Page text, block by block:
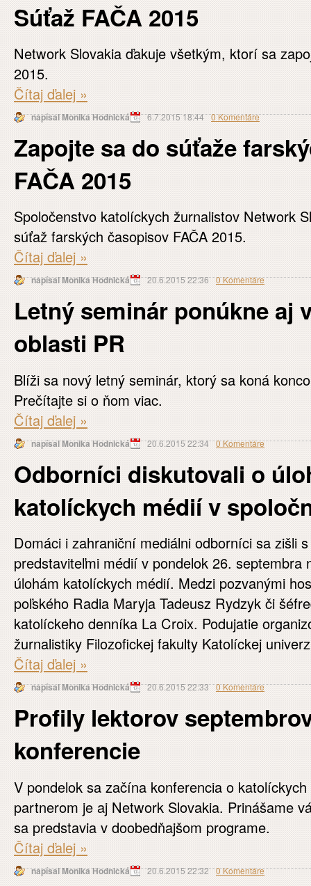
Súťaž FAČA 2015
Network Slovakia ďakuje všetkým, ktorí sa
2015.
Čítaj ďalej »
napísal Monika Hodnická 6.7.2015 18:44 0 Komentáre
Zapojte sa do súťaže
FAČA 2015
Spoločenstvo katolíckych žurnalistov Network
súťaž farských časopisov FAČA 2015.
Čítaj ďalej »
napísal Monika Hodnická 20.6.2015 22:36 0 Komentáre
Letný seminár ponúkne aj
oblasti PR
Blíži sa nový letný seminár, ktorý sa koná
Prečítajte si o ňom viac.
Čítaj ďalej »
napísal Monika Hodnická 20.6.2015 22:34 0 Komentáre
Odborníci diskutovali o
katolíckych médií v
Domáci i zahraniční mediálni odborníci sa zišli
predstaviteľmi médií v pondelok 26. septembra
úlohám katolíckych médií. Medzi pozvanými
poľského Radia Maryja Tadeusz Rydzyk či
katolíckeho denníka La Croix. Podujatie
žurnalistiky Filozofickej fakulty Katolíckej
Čítaj ďalej »
napísal Monika Hodnická 20.6.2015 22:33 0 Komentáre
Profily lektorov
konferencie
V pondelok sa začína konferencia o
partnerom je aj Network Slovakia. Prinášame
sa predstavia v doobedňajšom programe.
Čítaj ďalej »
napísal Monika Hodnická 20.6.2015 22:32 0 Komentáre